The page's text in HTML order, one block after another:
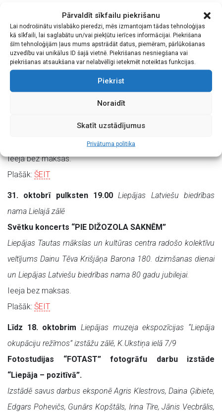
Pārvaldīt sīkfailu piekrišanu
Lai nodrošinātu vislabāko pieredzi, mēs izmantojam tādas tehnoloģijas
kā sīkfaili, lai saglabātu un/vai piekļūtu ierīces informācijai. Piekrišana
šīm tehnoloģijām ļaus mums apstrādāt datus, piemēram, pārlūkošanas
uzvedību vai unikālus ID šajā vietnē. Piekrišanas nesniegšana vai
piekrišanas atsaukšana var nelabvēlīgi ietekmēt noteiktas funkcijas.
Piekrist
Noraidīt
Skatīt uzstādījumus
Privātuma politika
Ieejas maksa: 2 EUR.
Plašāk:ŠEIT
24. oktobrī pulksten 14.00
Liepājas Latviešu biedrības
nama Lielajā zālē
Folkloras kopas “VĒLAVA” 15 gadu sarīkojums
“APKĀRT KALNU SAULE TEK”.
dziesmām un dančiem svinēs svētkus gan folkloras kopai,
gan rudenim, gan Dainu Tēvam Krišjānim Baronam.
Ieeja bez maksas.
Plašāk: ŠEIT
31. oktobrī pulksten 19.00 Liepājas Latviešu biedrības
nama Lielajā zālē
Svētku koncerts “PIE DIŽOZOLA SAKNĒM”
Liepājas Tautas mākslas un kultūras centra radošo kolektīvu
veltījums Dainu Tēva Krišjāņa Barona 180. dzimšanas dienai
un Liepājas Latviešu biedrības nama 80 gadu jubilejai.
Ieeja bez maksas.
Plašāk: ŠEIT
Līdz 18. oktobrim Liepājas muzeja ekspozīcijas “Liepāja
okupāciju režīmos” izstāžu zālē, K.Ukstiņa ielā 7/9
Fotostudijas “FOTAST” fotogrāfu darbu izstāde
“Liepāja – pozitīvā”.
Izstādē savus darbus eksponē Agris Klestrovs, Daina Ģibiete,
Edgars Pohevičs, Gunārs Kopštāls, Irina Tīre, Jānis Vecbrālis,